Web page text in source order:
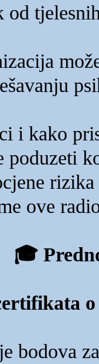
od
i kako
poduzeti
ove
🎓
bodova